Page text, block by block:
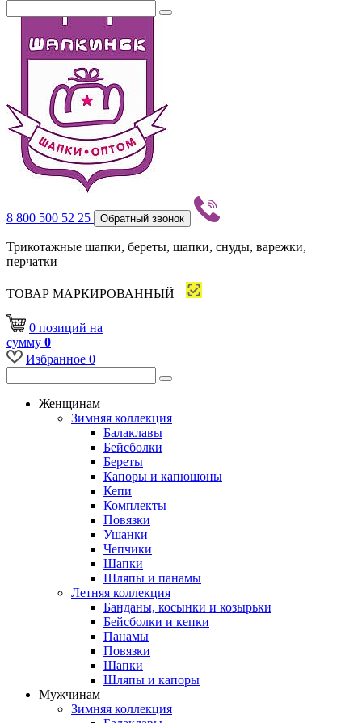
8 800 500 52 25 Обратный звонок
Трикотажные шапки, береты, шапки, снуды, варежки,
перчатки
ТОВАР МАРКИРОВАННЫЙ
0 позиций на
сумму 0
Избранное 0
Женщинам
Зимняя коллекция
Балаклавы
Бейсболки
Береты
Капоры и капюшоны
Кепи
Комплекты
Повязки
Ушанки
Чепчики
Шапки
Шляпы и панамы
Летняя коллекция
Банданы, косынки и козырьки
Бейсболки и кепки
Панамы
Повязки
Шапки
Шляпы и капоры
Мужчинам
Зимняя коллекция